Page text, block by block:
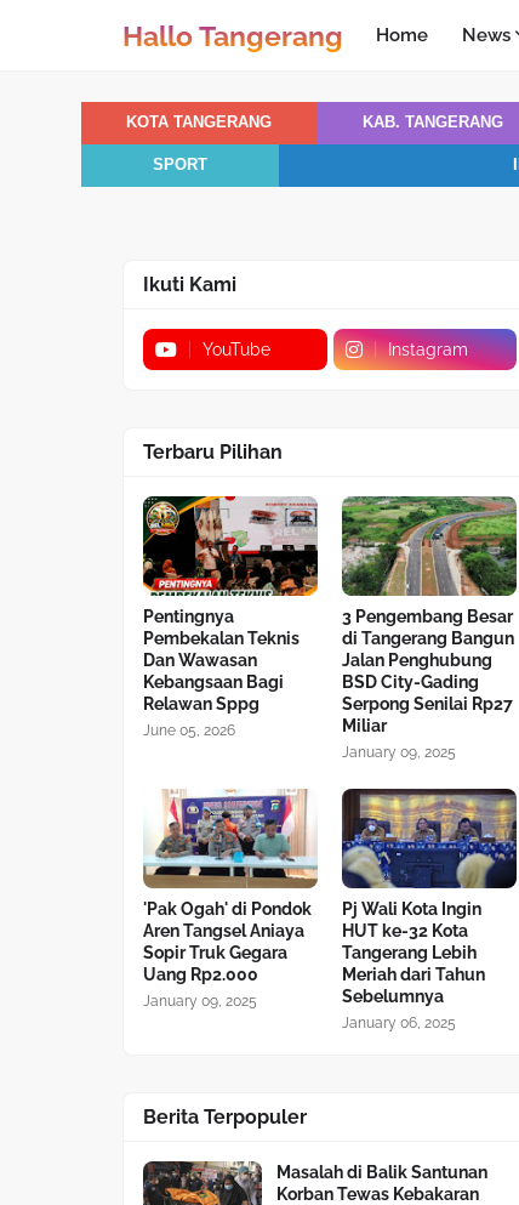
Hallo Tangerang Home News
KOTA TANGERANG KAB. TANGERANG
SPORT
Ikuti Kami
YouTube Instagram
Terbaru Pilihan
Pentingnya
Pembekalan Teknis
Dan Wawasan
Kebangsaan Bagi
Relawan Sppg
June 05, 2026
3 Pengembang Besar
di Tangerang Bangun
Jalan Penghubung
BSD City-Gading
Serpong Senilai Rp27
Miliar
January 09, 2025
'Pak Ogah' di Pondok
Aren Tangsel Aniaya
Sopir Truk Gegara
Uang Rp2.000
January 09, 2025
Pj Wali Kota Ingin
HUT ke-32 Kota
Tangerang Lebih
Meriah dari Tahun
Sebelumnya
January 06, 2025
Berita Terpopuler
Masalah di Balik Santunan
Korban Tewas Kebakaran